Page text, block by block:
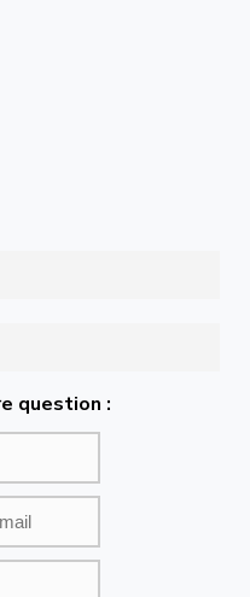
question :